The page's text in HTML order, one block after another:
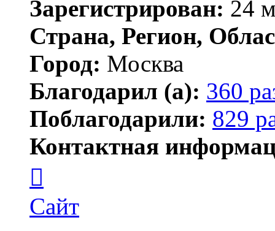
Зарегистрирован: 24
Страна, Регион,
Город: Москва
Благодарил (а): 360
Поблагодарили: 829
Контактная
пользователя
Lawego
Сайт